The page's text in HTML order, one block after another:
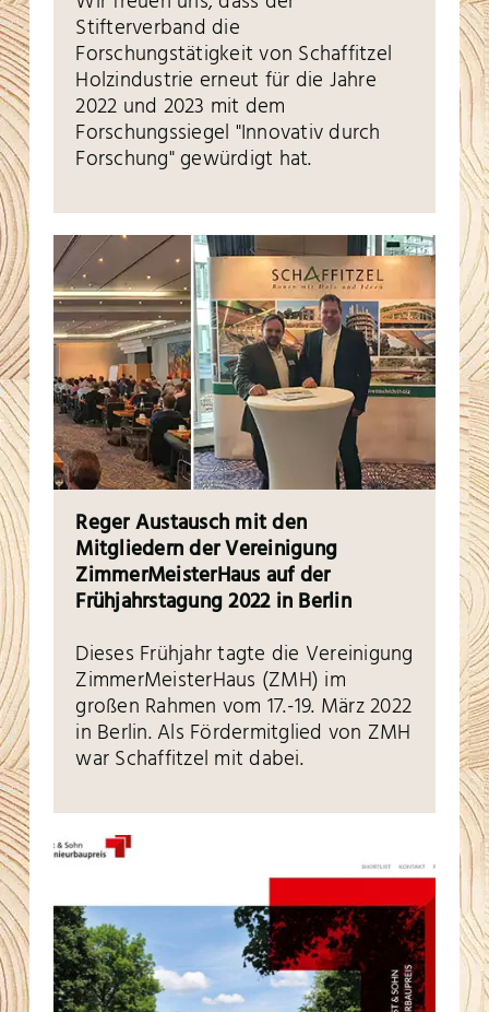
Stifterverband die
Forschungstätigkeit von Schaffitzel
Holzindustrie erneut für die Jahre
2022 und 2023 mit dem
Forschungssiegel "Innovativ durch
Forschung" gewürdigt hat.
Reger Austausch mit den
Mitgliedern der Vereinigung
ZimmerMeisterHaus auf der
Frühjahrstagung 2022 in Berlin
Dieses Frühjahr tagte die Vereinigung
ZimmerMeisterHaus (ZMH) im
großen Rahmen vom 17.-19. März 2022
in Berlin. Als Fördermitglied von ZMH
war Schaffitzel mit dabei.